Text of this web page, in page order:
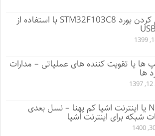
پروگرم کردن بورد STM32F103C8 با استفاده از
ها یا تقویت کننده های عملیاتی – مدارات
ها
NB-IoT یا اینترنت اشیا کم پهنا – نسل بعدی
شبکه برای اینترنت اشیا